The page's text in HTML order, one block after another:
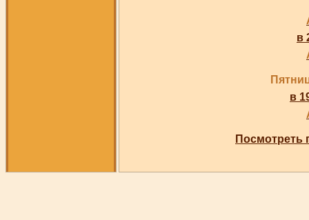
в
в
Посмотреть